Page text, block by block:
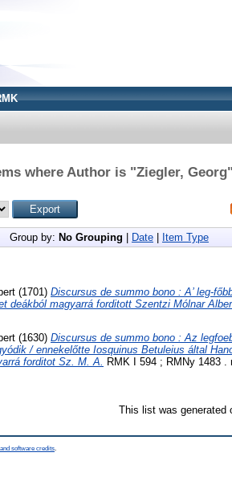
where Author is "Ziegler, Georg"
Group by: No Grouping Date Item Type
(1701) Discursus de summo bono : A’ leg-
deákból magyarrá forditott Szentzi Mólnar
(1630) Discursus de summo bono : Az
/ ennekelőtte Iosquinus Betuleius által
forditot Sz. M. A. RMK I 594 ; RMNy 1483
This list was generated
software credits